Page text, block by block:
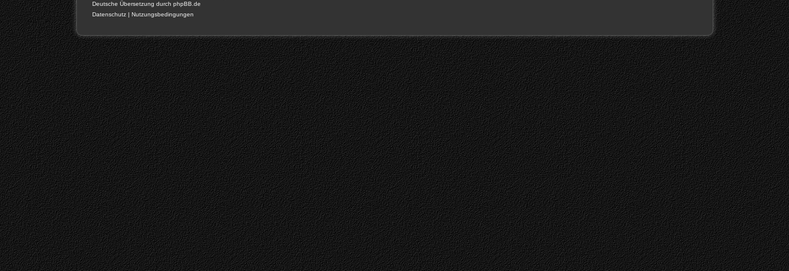
Deutsche Übersetzung durch phpBB.de
Datenschutz | Nutzungsbedingungen